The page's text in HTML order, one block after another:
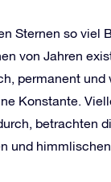
Sternen so viel
von Jahren
permanent
Konstante.
betrachten
und